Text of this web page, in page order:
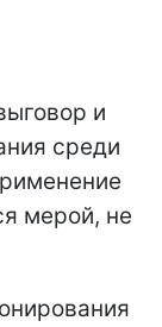
и
среди
мерой, не